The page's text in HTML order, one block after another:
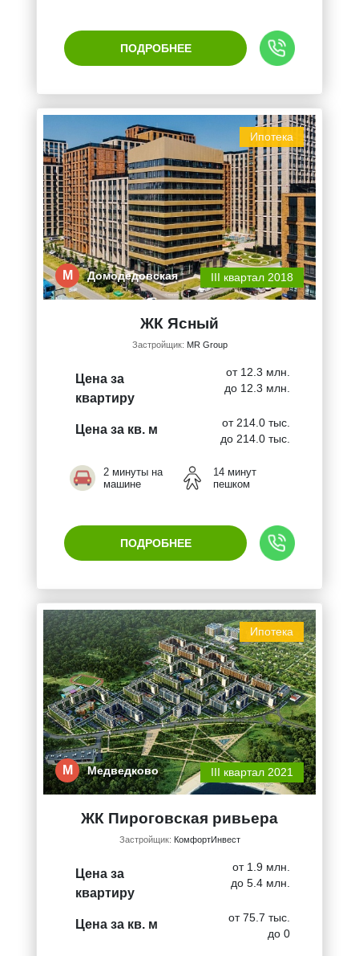
ПОДРОБНЕЕ
Ипотека
М Домодедовская III квартал 2018
ЖК Ясный
Застройщик: MR Group
Цена за
квартиру
от 12.3 млн.
до 12.3 млн.
Цена за кв. м
от 214.0 тыс.
до 214.0 тыс.
2 минуты на
машине
14 минут
пешком
ПОДРОБНЕЕ
Ипотека
М Медведково III квартал 2021
ЖК Пироговская ривьера
Застройщик: КомфортИнвест
Цена за
квартиру
от 1.9 млн.
до 5.4 млн.
Цена за кв. м
от 75.7 тыс.
до 0